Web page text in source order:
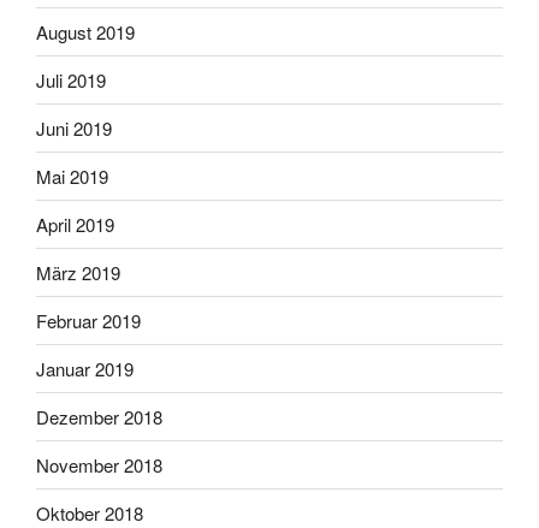
August 2019
Juli 2019
Juni 2019
Mai 2019
April 2019
März 2019
Februar 2019
Januar 2019
Dezember 2018
November 2018
Oktober 2018